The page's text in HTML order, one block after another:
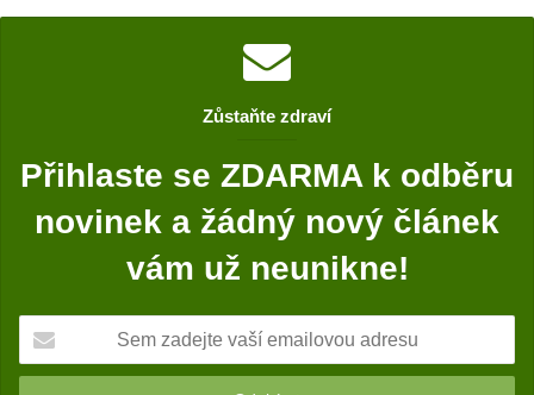
c
e
b
Zůstaňte zdraví
Přihlaste se ZDARMA k odběru
novinek a žádný nový článek
vám už neunikne!
m